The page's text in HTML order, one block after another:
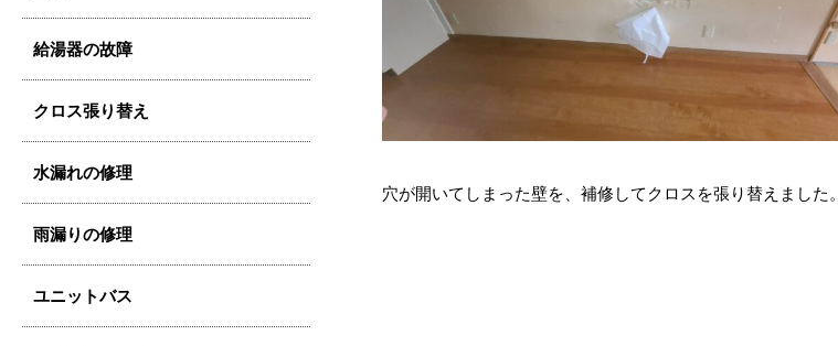
穴が開いてしまった壁を、補修してクロスを張り替えました。
給湯器の故障
クロス張り替え
水漏れの修理
雨漏りの修理
ユニットバス